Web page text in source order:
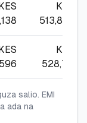
KES
513,857
KES
528,711
salio. EMI
ada na